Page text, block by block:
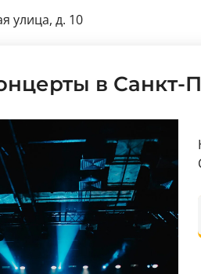
улица, д. 10
в Санкт-